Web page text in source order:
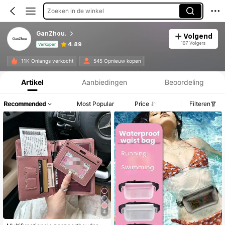
Zoeken in de winkel
GanZhou.
Verkoper 4.89
Volgend
187 Volgers
11K Onlangs verkocht 545 Opnieuw kopen
Productinformatie: Prijsopenbaring, Verkoop- en Voorraadgegevens.
Artikel Aanbiedingen Beoordeling
Recommended Most Popular Price Filteren
4